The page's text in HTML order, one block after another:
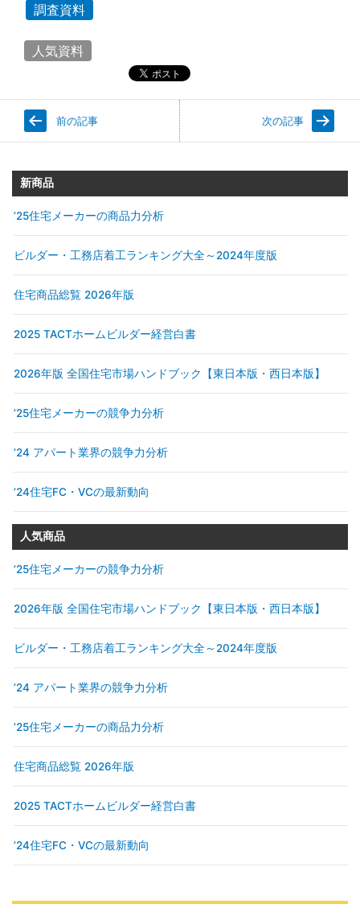
調査資料
人気資料
前の記事 次の記事
新商品
’25住宅メーカーの商品力分析
ビルダー・工務店着工ランキング大全～2024年度版
住宅商品総覧 2026年版
2025 TACTホームビルダー経営白書
2026年版 全国住宅市場ハンドブック【東日本版・西日本版】
’25住宅メーカーの競争力分析
’24 アパート業界の競争力分析
’24住宅FC・VCの最新動向
人気商品
’25住宅メーカーの競争力分析
2026年版 全国住宅市場ハンドブック【東日本版・西日本版】
ビルダー・工務店着工ランキング大全～2024年度版
’24 アパート業界の競争力分析
’25住宅メーカーの商品力分析
住宅商品総覧 2026年版
2025 TACTホームビルダー経営白書
’24住宅FC・VCの最新動向